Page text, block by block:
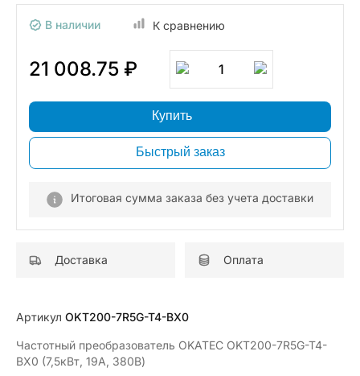
В наличии К сравнению
21 008.75 ₽ 1
Купить
Быстрый заказ
Итоговая сумма заказа без учета доставки
Доставка Оплата
Артикул OKT200-7R5G-T4-BX0
Частотный преобразователь OKATEC OKT200-7R5G-T4-
BX0 (7,5кВт, 19А, 380В)